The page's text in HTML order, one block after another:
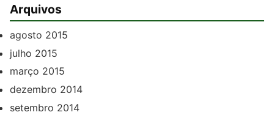
Arquivos
agosto 2015
julho 2015
março 2015
dezembro 2014
setembro 2014